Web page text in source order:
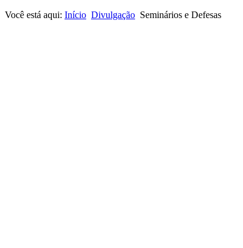
Você está aqui: Início Divulgação Seminários e Defesas